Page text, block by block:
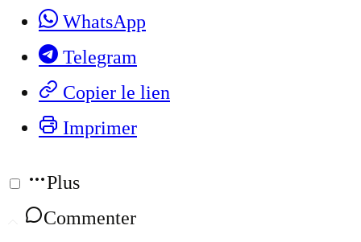
WhatsApp
Telegram
Copier le lien
Imprimer
Plus
Commenter